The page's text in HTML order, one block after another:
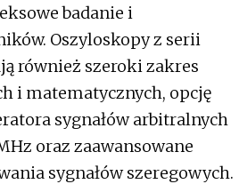
badanie i
Oszyloskopy z serii
również szeroki zakres
i matematycznych, opcję
sygnałów arbitralnych
oraz zaawansowane
sygnałów szeregowych.